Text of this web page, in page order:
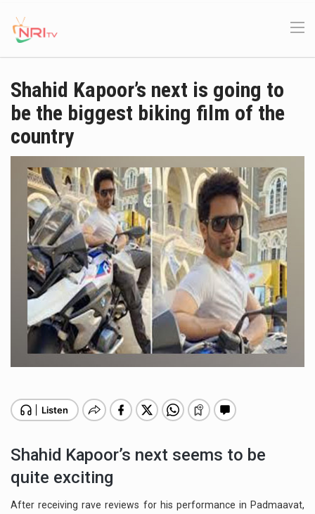
Shahid Kapoor’s next is going to
be the biggest biking film of the
country
Shahid Kapoor’s next seems to be
quite exciting
After receiving rave reviews for his performance in Padmaavat,